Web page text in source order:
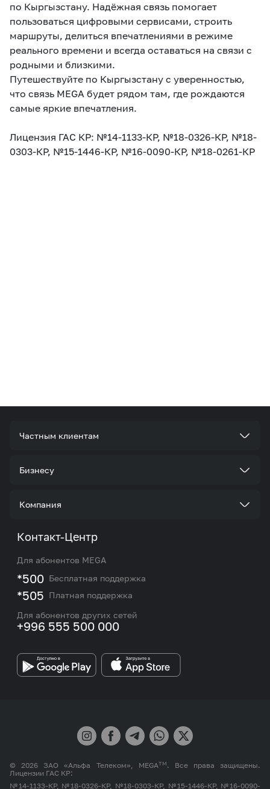
по Кыргызстану. Надёжная связь помогает
пользоваться цифровыми сервисами, строить
маршруты, делиться впечатлениями в режиме
реального времени и всегда оставаться на связи с
родными и близкими.
Путешествуйте по Кыргызстану с уверенностью,
что связь MEGA будет рядом там, где рождаются
самые яркие впечатления.
Лицензия ГАС КР: №14-1133-КР, №18-0326-КР, №18-
0303-КР, №15-1446-КР, №16-0090-КР, №18-0261-КР
Частным клиентам
Тарифы
Роуминг и международные звонки
eSIM
Подбор номера
Бизнесу
Стать корпоративным клиентом
M2M
Контакты сотрудников отдела по работе с
корпоративными и VIP клиентами
Компания
О нас
Новости
Карта покрытия сети и центров обслуживания
Работа в MEGA
Бренд MEGA
Контакт-Центр
Для абонентов MEGA
*500 Бесплатная поддержка
*505 Платная поддержка
Для абонентов других сетей
+996 555 500 000
© 2026 ЗАО «Альфа Телеком», MEGATM. Все права защищены.
Лицензии ГАС КР:
№14-1133-КР, №18-0326-КР, №18-0303-КР, №15-1446-КР, №16-0090-